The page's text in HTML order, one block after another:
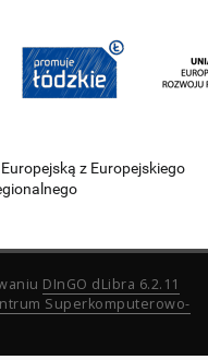
z Europejskiego
DInGO dLibra 6.2.11
Superkomputerowo-